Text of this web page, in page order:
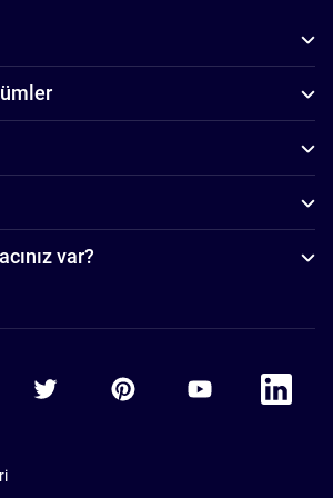
var?
Accor TwitterAccor PinterestAccor Youtube
Accor